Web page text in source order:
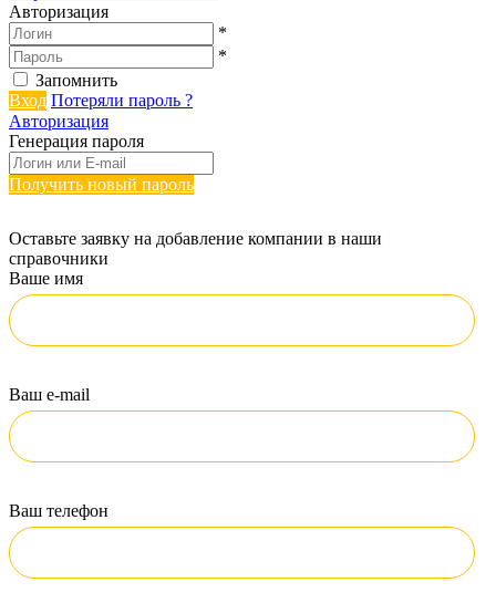
Авторизация
*
*
Запомнить
Вход Потеряли пароль ?
Авторизация
Генерация пароля
Получить новый пароль
Оставьте заявку на добавление компании в наши
справочники
Ваше имя
Ваш e-mail
Ваш телефон